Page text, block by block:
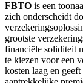
FBTO is een
zich onderscheidt
grootste
financiële soliditeit
te kiezen voor een
kosten laag en